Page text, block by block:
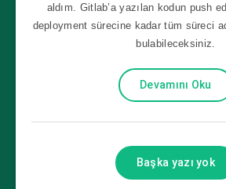
aldım. Gitlab’a yazılan kodun push
deployment sürecine kadar tüm süreci
bulabileceksiniz.
Devamını Oku
Başka yazı yok